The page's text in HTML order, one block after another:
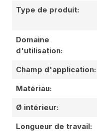
Type de produit:
Domaine
d'utilisation:
Champ d'application:
Matériau:
Ø intérieur:
Longueur de travail: